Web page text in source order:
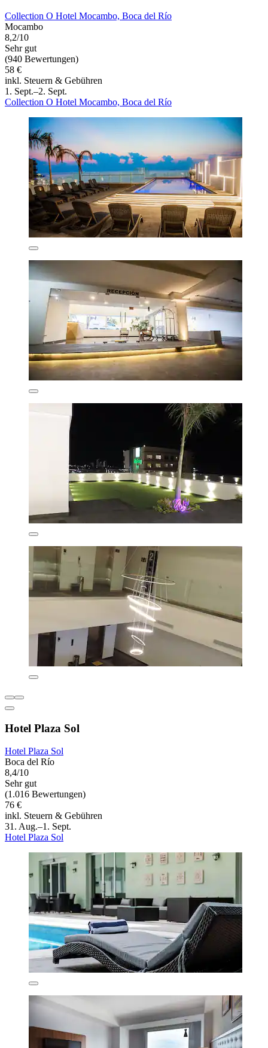
Collection O Hotel Mocambo, Boca del Río
Mocambo
8,2/10
Sehr gut
(940 Bewertungen)
58 €
inkl. Steuern & Gebühren
1. Sept.–2. Sept.
Collection O Hotel Mocambo, Boca del Río
Hotel Plaza Sol
Hotel Plaza Sol
Boca del Río
8,4/10
Sehr gut
(1.016 Bewertungen)
76 €
inkl. Steuern & Gebühren
31. Aug.–1. Sept.
Hotel Plaza Sol